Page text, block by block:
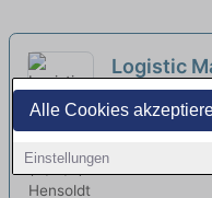
Alle Cookies
Einstellungen
Logistic
Hensoldt |